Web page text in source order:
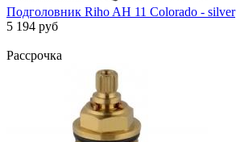
Подголовник Riho AH 11 Colorado - silver
5 194 руб
Рассрочка